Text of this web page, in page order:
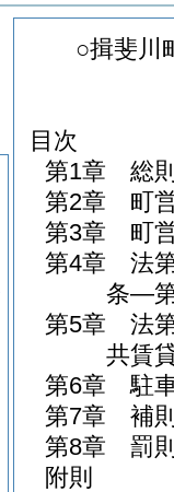
○揖斐川
目次
第1章
総
第2章
町
第3章
町
第4章
法
条―
第5章
法
共賃
第6章
駐
第7章
補
第8章
罰
附則